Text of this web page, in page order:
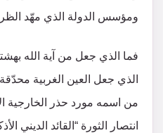
ومؤسس الدولة الذي مهّد
فما الذي جعل من آية الله
الذي جعل العين الغربية
من اسمه مورد حذر الخارجية
انتصار الثورة “القائد الديني